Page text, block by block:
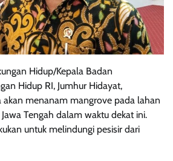
Hidup/Kepala Badan
Hidup RI, Jumhur Hidayat,
akan menanam mangrove pada lahan
Tengah dalam waktu dekat ini.
untuk melindungi pesisir dari